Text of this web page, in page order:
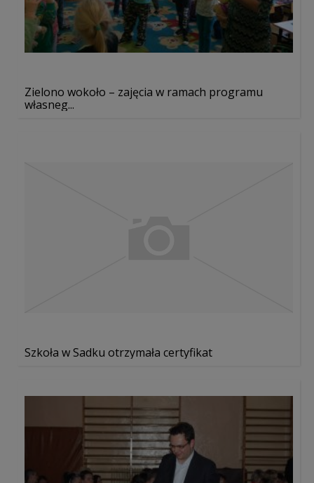
Zielono wokoło – zajęcia w ramach programu
własneg...
Szkoła w Sadku otrzymała certyfikat